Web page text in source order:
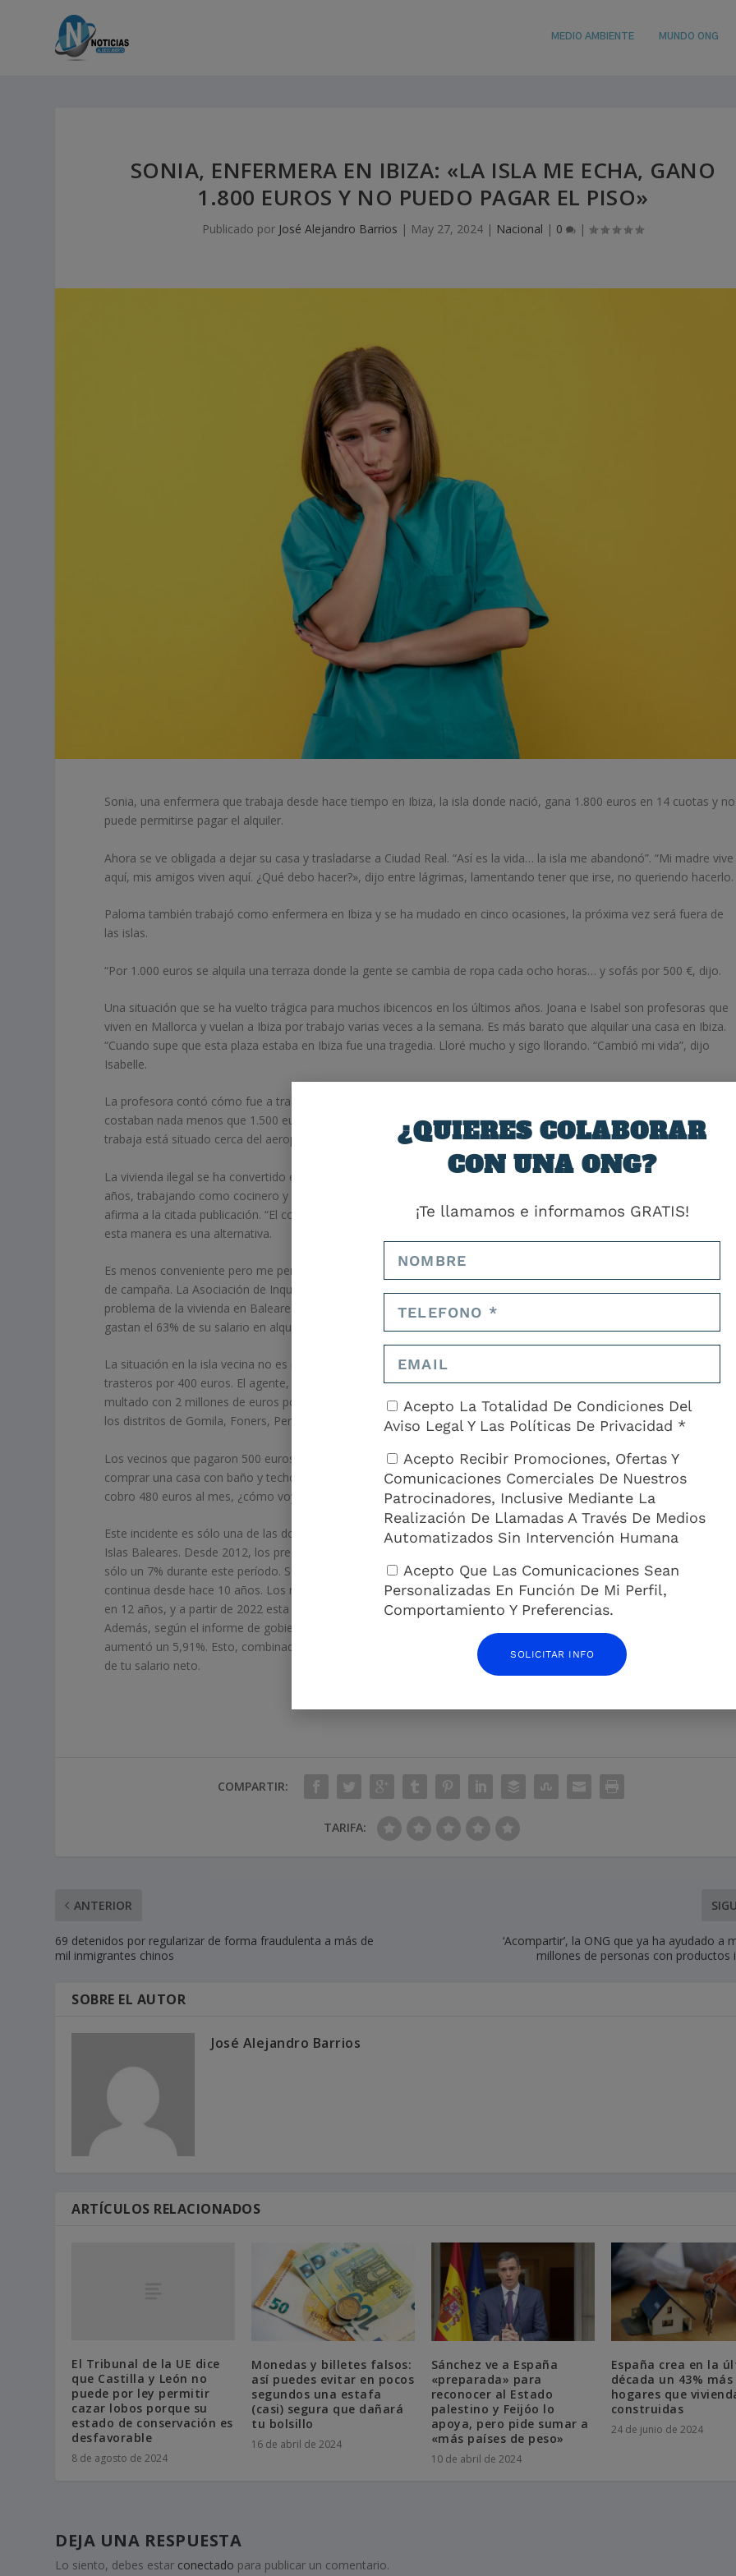
MEDIO AMBIENTE MUNDO ONG
SONIA, ENFERMERA EN IBIZA: «LA ISLA ME ECHA, GANO
1.800 EUROS Y NO PUEDO PAGAR EL PISO»
Publicado por José Alejandro Barrios | May 27, 2024 | Nacional | 0 |
Sonia, una enfermera que trabaja desde hace tiempo en Ibiza, la isla donde nació, gana 1.800 euros en 14 cuotas y no
puede permitirse pagar el alquiler.
Ahora se ve obligada a dejar su casa y trasladarse a Ciudad Real. “Así es la vida… la isla me abandonó”. “Mi madre vive
aquí, mis amigos viven aquí. ¿Qué debo hacer?», dijo entre lágrimas, lamentando tener que irse, no queriendo hacerlo.
Paloma también trabajó como enfermera en Ibiza y se ha mudado en cinco ocasiones, la próxima vez será fuera de
las islas.
“Por 1.000 euros se alquila una terraza donde la gente se cambia de ropa cada ocho horas… y sofás por 500 €, dijo.
Una situación que se ha vuelto trágica para muchos ibicencos en los últimos años. Joana e Isabel son profesoras que
viven en Mallorca y vuelan a Ibiza por trabajo varias veces a la semana. Es más barato que alquilar una casa en Ibiza.
“Cuando supe que esta plaza estaba en Ibiza fue una tragedia. Lloré mucho y sigo llorando. “Cambió mi vida”, dijo
Isabelle.
La profesora contó cómo fue a trabajar cuando se dio cuenta de que los apartamentos de un dormitorio más baratos
costaban nada menos que 1.500 euros. Su compañera Joana hizo lo propio. Está contenta porque el centro donde
trabaja está situado cerca del aeropuerto, pero pronto, el año que viene tendrá que ir a otro centro, más alejado.
La vivienda ilegal se ha convertido en una tendencia común en la isla. César vive en su camioneta. Allí permaneció tres
años, trabajando como cocinero y sin poder pagar el alquiler. “La vivienda en Ibiza es muy cara y cada vez más cara”,
afirma a la citada publicación. “El costo del alquiler no tiene nada que ver con cuánto dinero ganas. Entonces vivir de
esta manera es una alternativa.
Es menos conveniente pero me permite seguir viviendo aquí”. El mismo informe describe a otros que viven en tiendas
de campaña. La Asociación de Inquilinos de Ibiza y Formentera señalan que este fenómeno es cada vez más común.
problema de la vivienda en Baleares castiga duramente a los empleados que, según el portal de vivienda Fotocasa,
gastan el 63% de su salario en alquiler.
La situación en la isla vecina no es mejor. Hace unos días salió a la luz el caso de un policía local que alquiló 68
trasteros por 400 euros. El agente, propietario de la sociedad gestora, fue detenido el pasado mes de noviembre y
multado con 2 millones de euros por alquilar pisos de varias estancias de entre 8 y 14 metros cuadrados en sótanos
los distritos de Gomila, Foners, Pere Garau y Sa Indioteria.
Los vecinos que pagaron 500 euros afirmaron que vivían entre «moho, cucarachas, ratas, heces…». “¿Dónde puedo
comprar una casa con baño y techo para dormir por 250 euros al mes? En ninguna parte, al menos aquí en Palma. Si
cobro 480 euros al mes, ¿cómo voy a pagar el alquiler de una casa de 500 euros?” – preguntó un inquilino.
Este incidente es sólo una de las dolorosas consecuencias del continuo aumento de los precios de la vivienda en las
Islas Baleares. Desde 2012, los precios de los alquileres han aumentado un 97,9%, pero los salarios han aumentado
sólo un 7% durante este período. Según el Instituto Nacional de Estadística (INE), los precios han aumentado de
continua desde hace 10 años. Los residentes deberán destinar la totalidad de su salario bruto a amortizar la hipoteca
en 12 años, y a partir de 2022 esta cantidad se incrementará en dos años.
Además, según el informe de gobierno del Consejo de la Juventud de España de 2022, el precio medio de venta
aumentó un 5,91%. Esto, combinado con el aumento de las tasas de interés, significa que tienes que gastar el 99,8%
de tu salario neto.
COMPARTIR:
TARIFA:
ANTERIOR
69 detenidos por regularizar de forma fraudulenta a más de
mil inmigrantes chinos
‘Acompartir’, la ONG que ya ha ayudado a
millones de personas con productos
SOBRE EL AUTOR
José Alejandro Barrios
ARTÍCULOS RELACIONADOS
El Tribunal de la UE dice
que Castilla y León no
puede por ley permitir
cazar lobos porque su
estado de conservación es
desfavorable
8 de agosto de 2024
Monedas y billetes falsos:
así puedes evitar en pocos
segundos una estafa
(casi) segura que dañará
tu bolsillo
16 de abril de 2024
Sánchez ve a España
«preparada» para
reconocer al Estado
palestino y Feijóo lo
apoya, pero pide sumar a
«más países de peso»
10 de abril de 2024
España crea en la
década un 43% más
hogares que
construidas
24 de junio de 2024
DEJA UNA RESPUESTA
Lo siento, debes estar conectado para publicar un comentario.
¿QUIERES COLABORAR
CON UNA ONG?
¡Te llamamos e informamos GRATIS!
Acepto La Totalidad De Condiciones Del
Aviso Legal Y Las Políticas De Privacidad *
Acepto Recibir Promociones, Ofertas Y
Comunicaciones Comerciales De Nuestros
Patrocinadores, Inclusive Mediante La
Realización De Llamadas A Través De Medios
Automatizados Sin Intervención Humana
Acepto Que Las Comunicaciones Sean
Personalizadas En Función De Mi Perfil,
Comportamiento Y Preferencias.
SOLICITAR INFO